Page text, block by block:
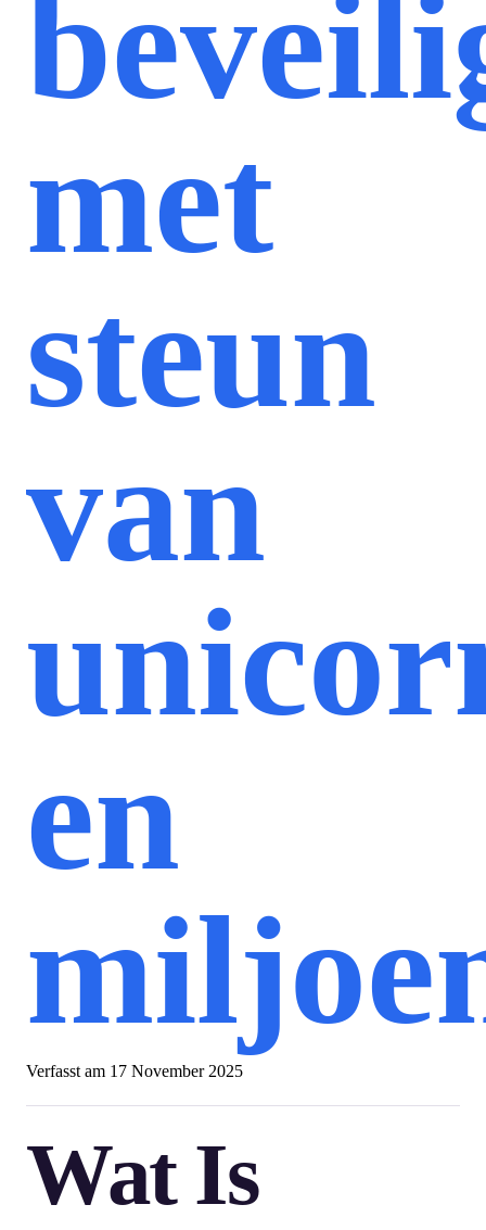
met
steun
van
en
Verfasst am 17 November 2025
Wat Is